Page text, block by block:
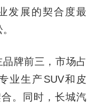
发展的契合度最
牌前三，市场占
业生产SUV和皮
。同时，长城汽